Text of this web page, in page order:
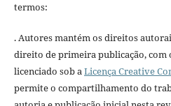
termos:
. Autores mantém os direitos
direito de primeira publicação,
licenciado sob aLicença Creative
permite o compartilhamento do